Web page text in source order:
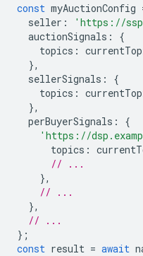
const myAuctionConfig
seller : 'https://
auctionSignals :
{
topics :
},
sellerSignals :
{
topics :
},
perBuyerSignals :
{
'https://
topics :
// ...
},
// ...
},
// ...
};
const result = await